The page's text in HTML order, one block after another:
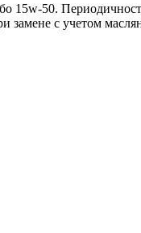
15w-50.
с учетом